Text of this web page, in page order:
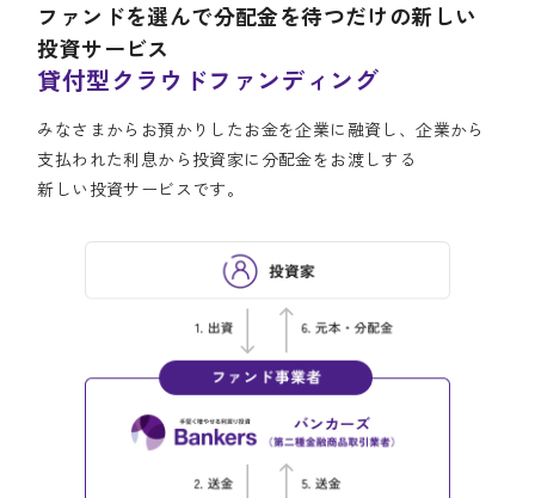
ファンドを選んで分配金を待つだけの新しい
投資サービス
貸付型クラウドファンディング
みなさまからお預かりしたお金を企業に融資し、企業から
支払われた利息から投資家に分配金をお渡しする
新しい投資サービスです。